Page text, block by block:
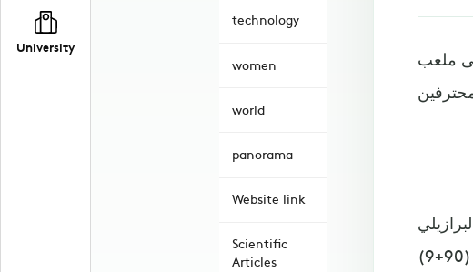
University
technology
women
world
panorama
Website link
Scientific
Articles
0، مساء الجمعة، على ملعب
إيجالو (هدفين) في الدقيقتين 32 و45+4، والبرازيلي